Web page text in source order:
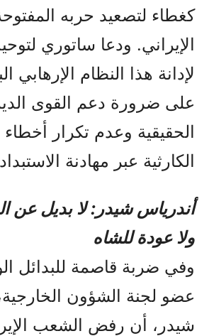
كغطاء لتصعيد حربه
الإيراني. ودعا ساتوري
لإدانة هذا النظام الإرهابي
على ضرورة دعم القوى
الحقيقية وعدم تكرار
الكارثية عبر مهادنة
أندرياس شيدر: لا بديل عن
ولا عودة للشاه
وفي ضربة قاصمة للبدائل
عضو لجنة الشؤون
شيدر، أن رفض الشعب